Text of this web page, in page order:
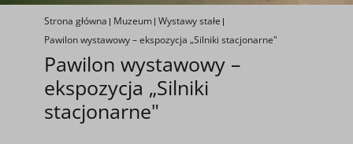
Strona główna Muzeum Wystawy stałe
Pawilon wystawowy – ekspozycja „Silniki stacjonarne"
Pawilon wystawowy –
ekspozycja „Silniki
stacjonarne"